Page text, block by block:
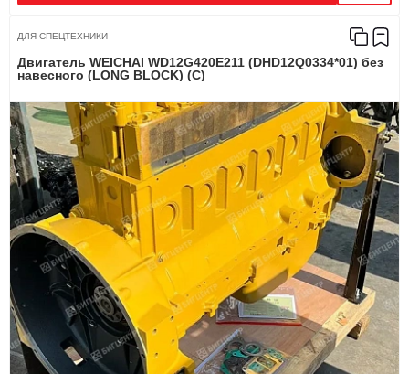
ДЛЯ СПЕЦТЕХНИКИ
Двигатель WEICHAI WD12G420E211 (DHD12Q0334*01) без
навесного (LONG BLOCK) (C)